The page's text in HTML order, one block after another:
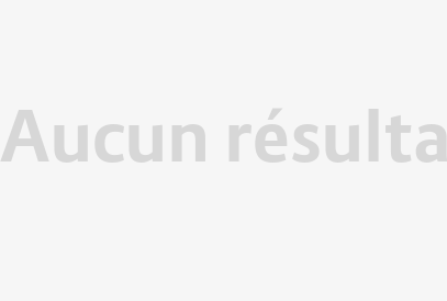
Aucun